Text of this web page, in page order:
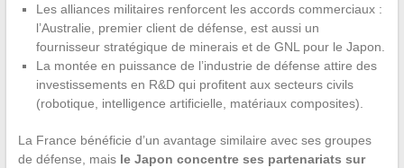
Les alliances militaires renforcent les accords commerciaux :
l’Australie, premier client de défense, est aussi un
fournisseur stratégique de minerais et de GNL pour le Japon.
La montée en puissance de l’industrie de défense attire des
investissements en R&D qui profitent aux secteurs civils
(robotique, intelligence artificielle, matériaux composites).
La France bénéficie d’un avantage similaire avec ses groupes
de défense, mais le Japon concentre ses partenariats sur